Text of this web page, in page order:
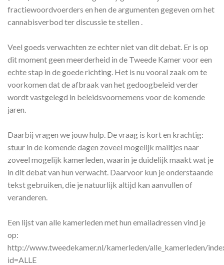
fractiewoordvoerders en hen de argumenten gegeven om het
cannabisverbod ter discussie te stellen .
Veel goeds verwachten ze echter niet van dit debat. Er is op
dit moment geen meerderheid in de Tweede Kamer voor een
echte stap in de goede richting. Het is nu vooral zaak om te
voorkomen dat de afbraak van het gedoogbeleid verder
wordt vastgelegd in beleidsvoornemens voor de komende
jaren.
Daarbij vragen we jouw hulp. De vraag is kort en krachtig:
stuur in de komende dagen zoveel mogelijk mailtjes naar
zoveel mogelijk kamerleden, waarin je duidelijk maakt wat je
in dit debat van hun verwacht. Daarvoor kun je onderstaande
tekst gebruiken, die je natuurlijk altijd kan aanvullen of
veranderen.
Een lijst van alle kamerleden met hun emailadressen vind je
op:
http://www.tweedekamer.nl/kamerleden/alle_kamerleden/
id=ALLE